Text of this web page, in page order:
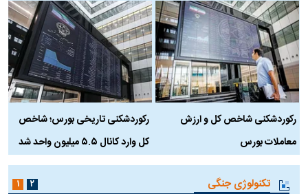
رکوردشکنی شاخص کل و ارزش
معاملات بورس
رکوردشکنی تاریخی بورس؛ شاخص
کل وارد کانال ۵.۵ میلیون واحد شد
تکنولوژی جنگی ۱ ۲